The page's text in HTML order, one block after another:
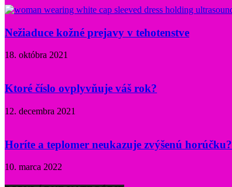
Nežiaduce kožné prejavy v tehotenstve
18. októbra 2021
Ktoré číslo ovplyvňuje váš rok?
12. decembra 2021
Horíte a teplomer neukazuje zvýšenú horúčku?
10. marca 2022